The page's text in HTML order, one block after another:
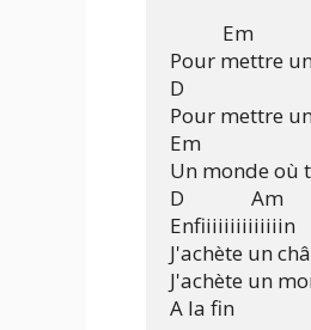
Em
Pour mettre
D
Pour mettre
Em
Un monde où
D              Am
Enfiiiiiiiiiiiiiin
J'achète un
J'achète un
A la fin